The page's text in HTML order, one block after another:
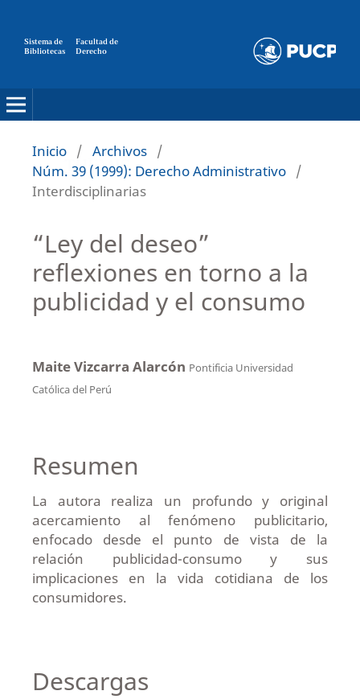
Sistema de
Bibliotecas
Facultad de
Derecho
Inicio / Archivos /
Núm. 39 (1999): Derecho Administrativo /
Interdisciplinarias
“Ley del deseo”
reflexiones en torno a la
publicidad y el consumo
Maite Vizcarra Alarcón Pontificia Universidad
Católica del Perú
Resumen
La autora realiza un profundo y original
acercamiento al fenómeno publicitario,
enfocado desde el punto de vista de la
relación publicidad-consumo y sus
implicaciones en la vida cotidiana de los
consumidores.
Descargas